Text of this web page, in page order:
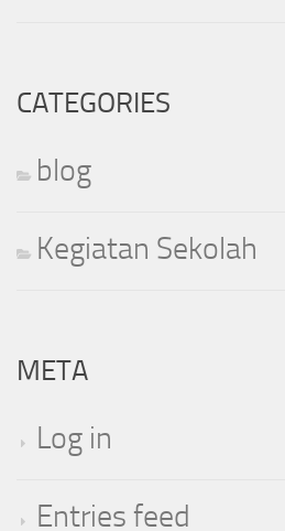
CATEGORIES
blog
Kegiatan Sekolah
META
Log in
Entries feed